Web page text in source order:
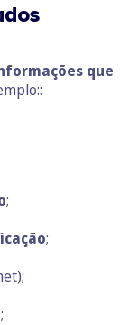
que
;
;